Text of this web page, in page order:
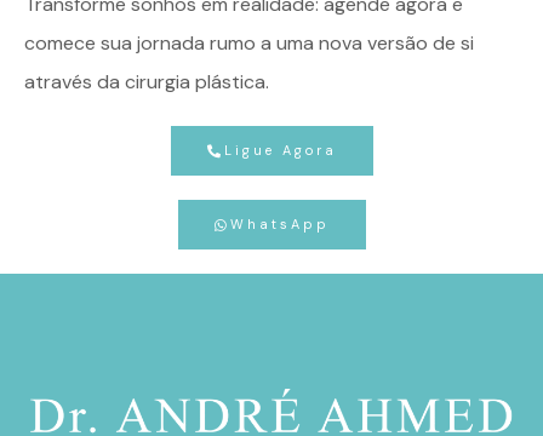
comece sua jornada rumo a uma nova versão de si
através da cirurgia plástica.
Ligue Agora
WhatsApp